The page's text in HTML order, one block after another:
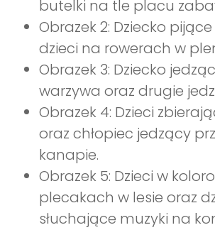
butelki na tle placu
Obrazek 2: Dziecko
dzieci na rowerach w
Obrazek 3: Dziecko
warzywa oraz drugie
Obrazek 4: Dzieci
oraz chłopiec jedzący
kanapie.
Obrazek 5: Dzieci w
plecakach w lesie oraz
słuchające muzyki na